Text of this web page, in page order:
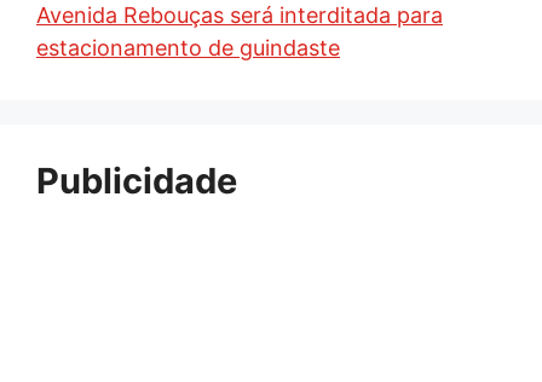
Avenida Rebouças será interditada para
estacionamento de guindaste
Publicidade